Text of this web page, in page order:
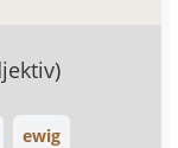
ewig